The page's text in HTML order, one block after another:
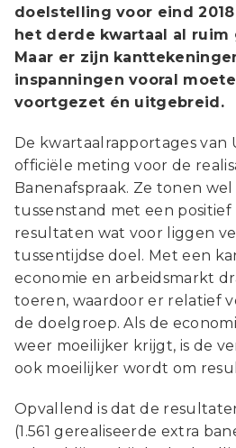
doelstelling voor eind 2018
het derde kwartaal al ruim
Maar er zijn
inspanningen vooral
voortgezet én uitgebreid.
De kwartaalrapportages van
officiële meting voor de
Banenafspraak. Ze tonen
tussenstand met een
resultaten wat voor liggen
tussentijdse doel. Met een
economie en arbeidsmarkt
toeren, waardoor er relatief
de doelgroep. Als de
weer moeilijker krijgt, is de
ook moeilijker wordt om
Opvallend is dat de
(1.561 gerealiseerde extra